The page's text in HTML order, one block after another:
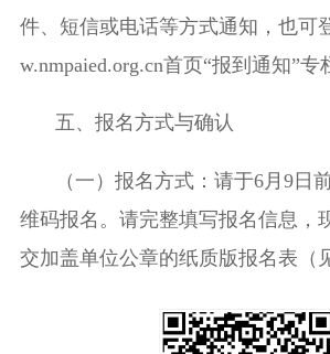
件、短信或电话等方式通知，也可
w.nmpaied.org.cn首页“报到通知”专
五、报名方式与确认
（一）报名方式：请于6月 9日
维码报名。请完整填写报名信息，
交加盖单位公章的纸质版报名表（